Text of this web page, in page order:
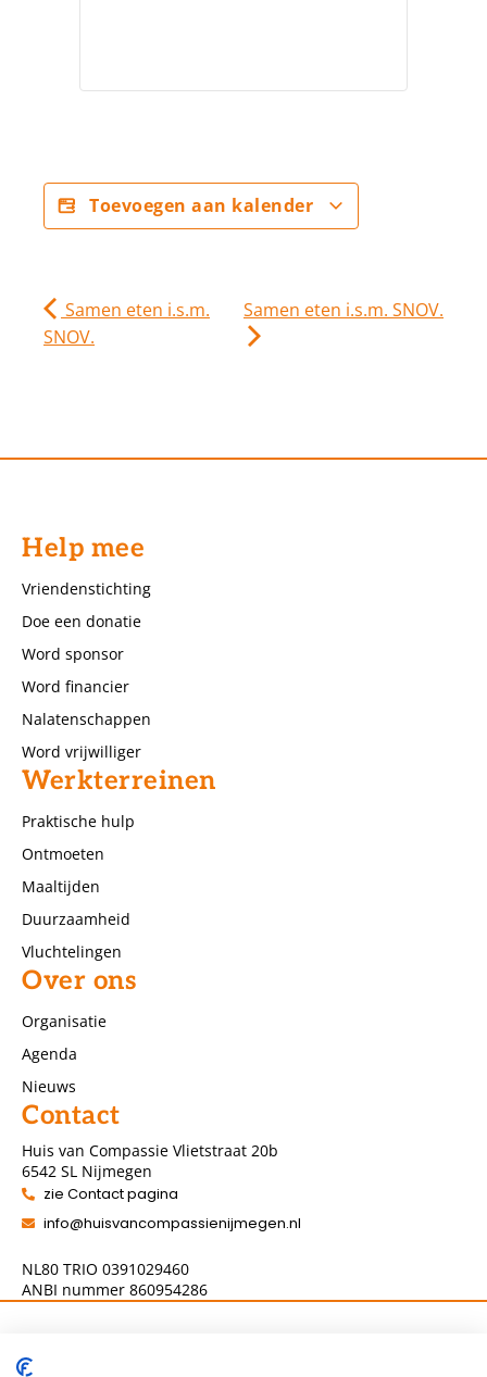
Toevoegen aan kalender
Samen eten i.s.m.
SNOV.
Samen eten i.s.m. SNOV.
Help mee
Vriendenstichting
Doe een donatie
Word sponsor
Word financier
Nalatenschappen
Word vrijwilliger
Werkterreinen
Praktische hulp
Ontmoeten
Maaltijden
Duurzaamheid
Vluchtelingen
Over ons
Organisatie
Agenda
Nieuws
Contact
Huis van Compassie Vlietstraat 20b
6542 SL Nijmegen
zie Contact pagina
info@huisvancompassienijmegen.nl
NL80 TRIO 0391029460
ANBI nummer 860954286
Volg ons